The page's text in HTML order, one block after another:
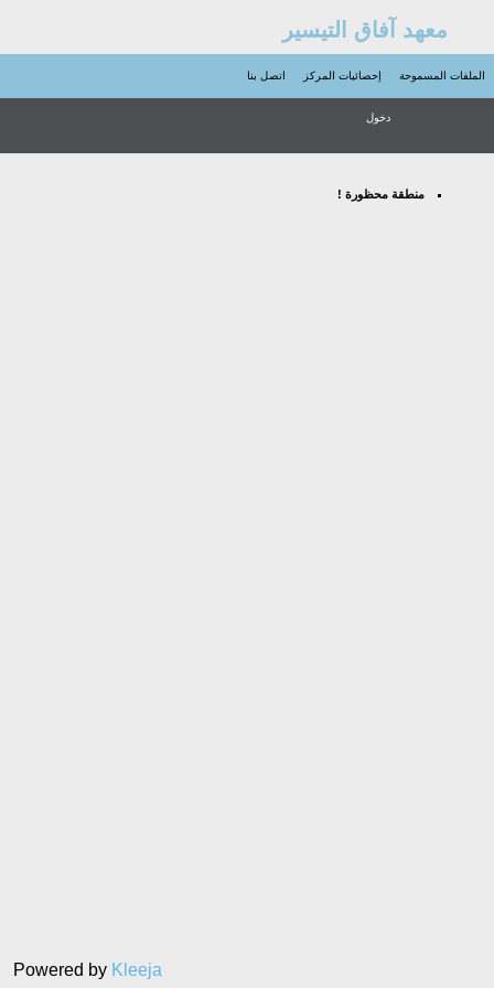
Powered by Kleeja
معهد آفاق التيسير
الملفات المسموحة إحصائيات المركز اتصل بنا
دخول
منطقة محظورة !